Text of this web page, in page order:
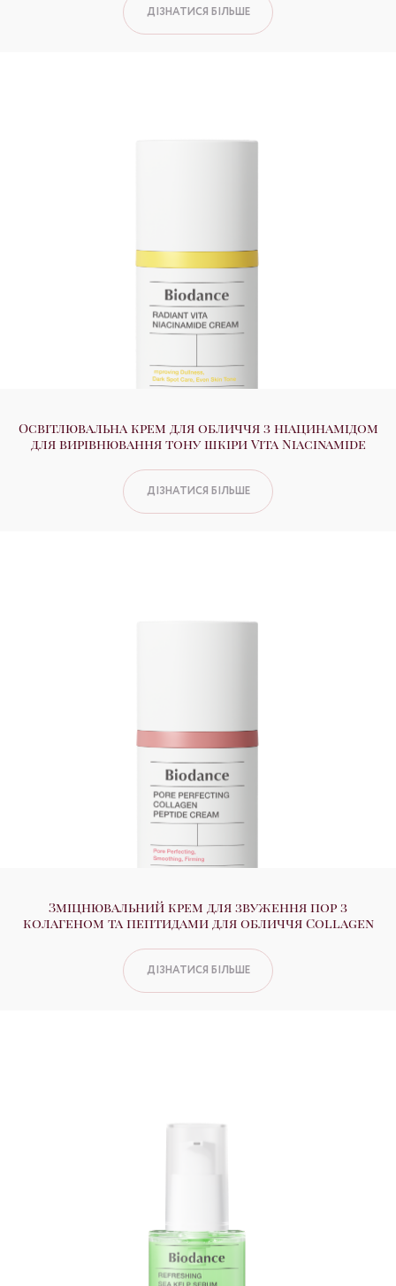
ДІЗНАТИСЯ БІЛЬШЕ
Освітлювальна крем для обличчя з ніацинамідом
для вирівнювання тону шкіри Vita Niacinamide
ДІЗНАТИСЯ БІЛЬШЕ
Зміцнювальний крем для звуження пор з
колагеном та пептидами для обличчя Collagen
ДІЗНАТИСЯ БІЛЬШЕ